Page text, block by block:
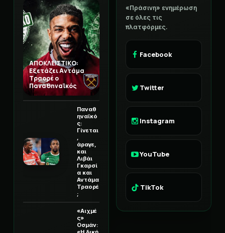
ΑΠΟΚΛΕΙΣΤΙΚΟ:
Εξετάζει Αντάμα
Τραορέ ο
Παναθηναϊκός
Παναθ
ηναϊκό
ς:
Γίνεται
,
άραγε,
και
Λιβάι
Γκαρσί
α και
Αντάμα
Τραορέ
;
«Αιχμέ
ς»
Οσμάν:
«Πράσινη» ενημέρωση
σε όλες τις
πλατφόρμες.
Facebook
Twitter
Instagram
YouTube
TikTok